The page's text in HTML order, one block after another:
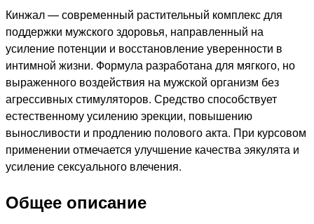
Кинжал — современный растительный комплекс для
поддержки мужского здоровья, направленный на
усиление потенции и восстановление уверенности в
интимной жизни. Формула разработана для мягкого, но
выраженного воздействия на мужской организм без
агрессивных стимуляторов. Средство способствует
естественному усилению эрекции, повышению
выносливости и продлению полового акта. При курсовом
применении отмечается улучшение качества эякулята и
усиление сексуального влечения.
Общее описание